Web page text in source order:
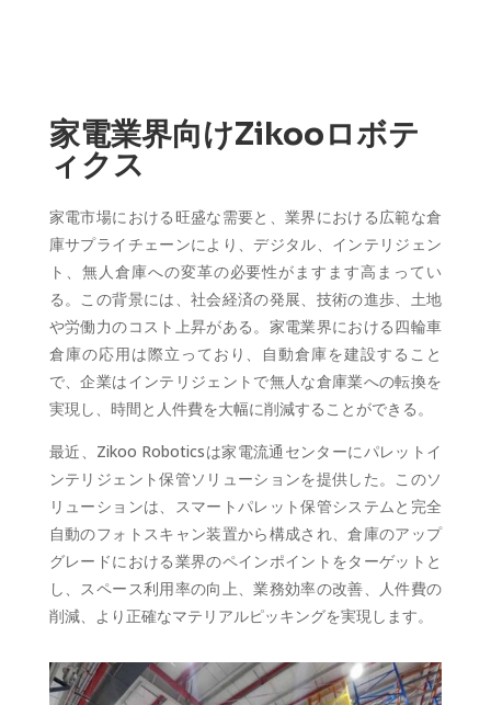
家電業界向けZikooロボテ
ィクス
家電市場における旺盛な需要と、業界における広範な倉
庫サプライチェーンにより、デジタル、インテリジェン
ト、無人倉庫への変革の必要性がますます高まってい
る。この背景には、社会経済の発展、技術の進歩、土地
や労働力のコスト上昇がある。家電業界における四輪車
倉庫の応用は際立っており、自動倉庫を建設すること
で、企業はインテリジェントで無人な倉庫業への転換を
実現し、時間と人件費を大幅に削減することができる。
最近、Zikoo Roboticsは家電流通センターにパレットイ
ンテリジェント保管ソリューションを提供した。このソ
リューションは、スマートパレット保管システムと完全
自動のフォトスキャン装置から構成され、倉庫のアップ
グレードにおける業界のペインポイントをターゲットと
し、スペース利用率の向上、業務効率の改善、人件費の
削減、より正確なマテリアルピッキングを実現します。